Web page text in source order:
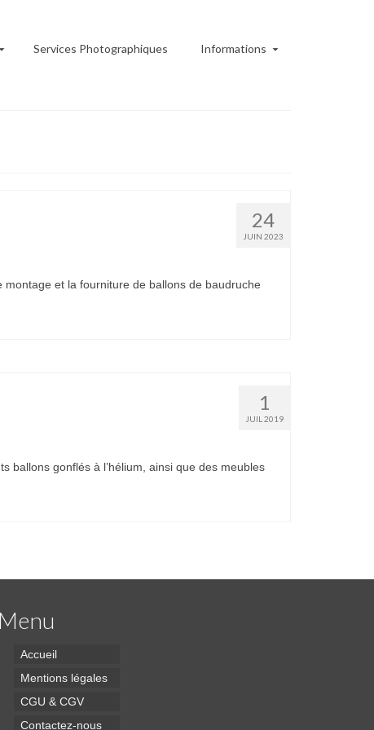
Services Photographiques Informations
24
JUIN 2023
montage et la fourniture de ballons de baudruche
1
JUIL 2019
ballons gonflés à l’hélium, ainsi que des meubles
Menu
Accueil
Mentions légales
CGU & CGV
Contactez-nous